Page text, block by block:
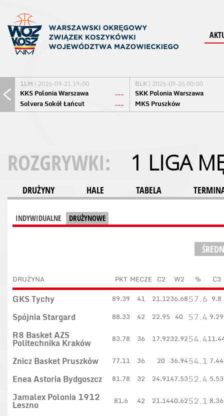
1LM | 2026-09-21 19:00
KKS Polonia Warszawa
---
Solvera Sokół Łańcut
---
BLK | 2026-09-26 00:00
SKK Polonia Warszawa
MKS Pruszków
ROZGRYWKI: 1 LIGA
DRUŻYNY HALE TABELA
INDYWIDUALNE DRUŻYNOWE
DRUŻYNA PKT MECZE C2 W2 % C3
GKS Tychy 89.39 41 21.1236.6857.6 9.8
Spójnia Stargard 88.33 42 22.95 40 57.4 9.29
R8 Basket AZS
Politechnika Kraków 83.78 36 17.9232.9254.4
Znicz Basket Pruszków 77.11 36 20 36.9454.1 7.44
Enea Astoria Bydgoszcz 81.78 32 24.9147.5352.4 5.53
Jamalex Polonia 1912
Leszno 81.6 42 21.1440.6252.1 8.36